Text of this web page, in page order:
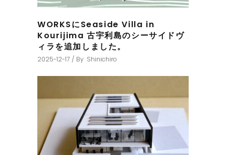
WORKSにSeaside Villa in
Kourijima 古宇利島のシーサイドヴ
ィラを追加しました。
2025-12-17 By Shinichiro